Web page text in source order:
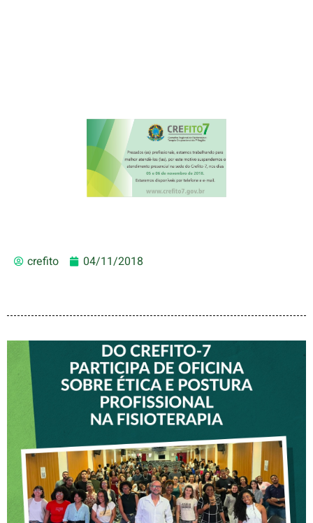
crefito 04/11/2018
VICE-PRESIDENTE DO
CREFITO-7 PARTICIPA DE
OFICINA SOBRE ÉTICA E
POSTURA PROFISSIONAL
NA FISIOTERAPIA